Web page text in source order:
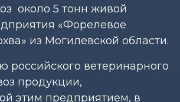
около 5 тонн живой
«Форелевое
из Могилевской области.
российского ветеринарного
продукции,
этим предприятием, в